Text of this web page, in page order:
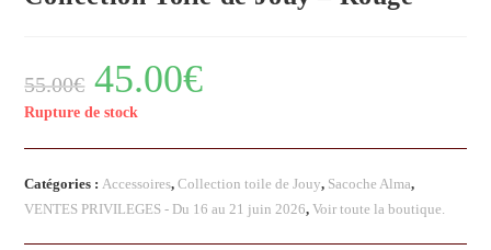
55.00€ 45.00€
Rupture de stock
Catégories :Accessoires,Collection toile de Jouy, Sacoche Alma,
VENTES PRIVILEGES - Du 16 au 21 juin 2026,Voir toute la boutique.